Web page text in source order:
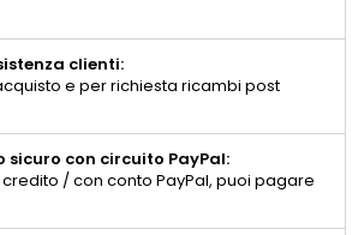
clienti:
e per richiesta ricambi post
sicuro con circuito PayPal:
/ con conto PayPal, puoi pagare